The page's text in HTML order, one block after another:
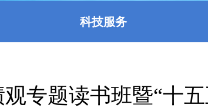
科技服务
专题读书班暨“十